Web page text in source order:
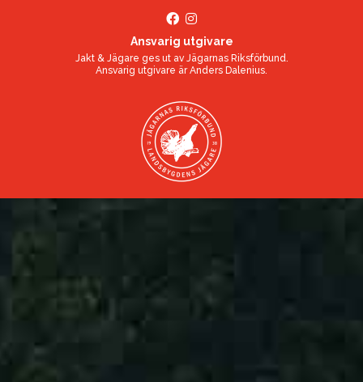
Ansvarig utgivare
Jakt & Jägare ges ut av Jägarnas Riksförbund.
Ansvarig utgivare ärAnders Dalenius.